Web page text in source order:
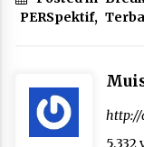
PERSpektif,
http://
5,332